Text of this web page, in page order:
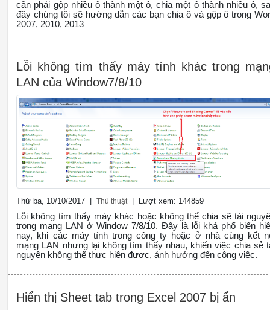
cần phải gộp nhiều ô thành một ô, chia một ô thành nhiều ô,
đây chúng tôi sẽ hướng dẫn các bạn chia ô và gộp ô trong
2007, 2010, 2013
Lỗi không tìm thấy máy tính khác trong
LAN của Window7/8/10
Thứ ba, 10/10/2017 |Thủ thuật | Lượt xem: 144859
Lỗi không tìm thấy máy khác hoặc không thể chia sẽ tài
trong mạng LAN ở Window 7/8/10. Đây là lỗi khá phổ biến
nay, khi các máy tính trong công ty hoặc ở nhà cùng kết
mạng LAN nhưng lại không tìm thấy nhau, khiến việc chia sẻ
nguyên không thể thực hiện được, ảnh hưởng đến công việc.
Hiển thị Sheet tab trong Excel 2007 bị ẩn